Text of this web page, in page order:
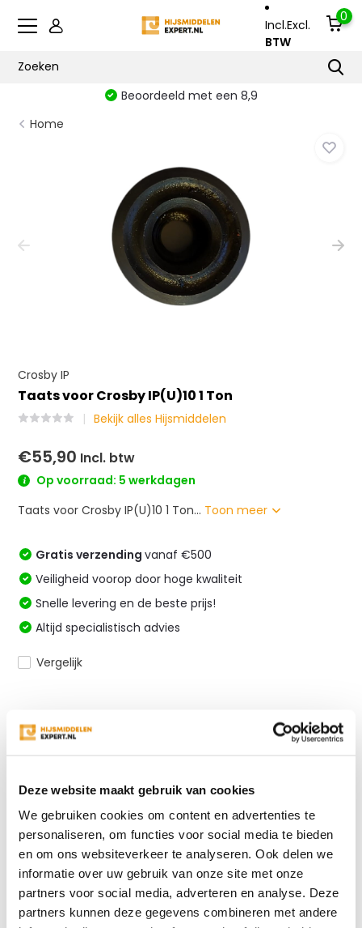
Deze website maakt gebruik van cookies
We gebruiken cookies om content en advertenties te
personaliseren, om functies voor social media te bieden
en om ons websiteverkeer te analyseren. Ook delen we
informatie over uw gebruik van onze site met onze
partners voor social media, adverteren en analyse. Deze
partners kunnen deze gegevens combineren met andere
Incl.Excl.
BTW
0
Beoordeeld met een 8,9
Home
Crosby IP
Taats voor Crosby IP(U)10 1 Ton
Bekijk alles Hijsmiddelen
€55,90 Incl. btw
Op voorraad: 5 werkdagen
Taats voor Crosby IP(U)10 1 Ton... Toon meer
Gratis verzendingvanaf €500
Veiligheid voorop door hoge kwaliteit
Snelle levering en de beste prijs!
Altijd specialistisch advies
Vergelijk
Productomschrijving
Specificaties
Reviews
Delen